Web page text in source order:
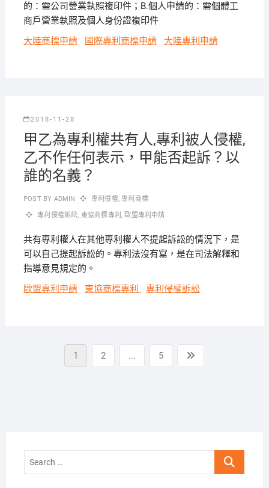
的：需公司營業執照複印件；B.個人申請的：需個體工
商戶營業執照及個人身份證複印件
大陸商標申請
國際專利商標申請 大陸專利申請
2018-11-28
甲乙為專利權共有人,專利被人侵權,
乙不作任何表示，甲能否起訴？以
誰的名義？
POST BY ADMIN 專利侵權,專利商標
專利侵權訴訟, 東協商標專利 , 歐盟專利申請
共有專利權人在其他專利權人不提起訴訟的情況下，是
可以自己提起訴訟的。專利法沒有寫，是在司法解釋和
指導意見規定的。
歐盟專利申請
東協商標專利 專利侵權訴訟
Page
1 Page
2 ... Page
5
page
Search